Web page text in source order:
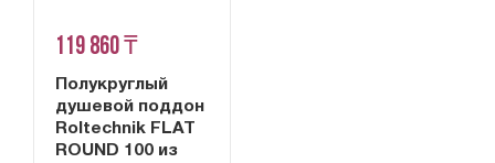
119 860 ₸
Полукруглый
душевой поддон
Roltechnik FLAT
ROUND 100 из